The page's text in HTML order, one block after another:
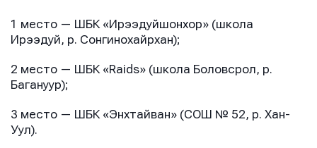
1 место — ШБК «Ирээдуйшонхор» (школа
Ирээдуй, р. Сонгинохайрхан);
2 место — ШБК «Raids» (школа Боловсрол, р.
Багануур);
3 место — ШБК «Энхтайван» (СОШ № 52, р. Хан-
Уул).